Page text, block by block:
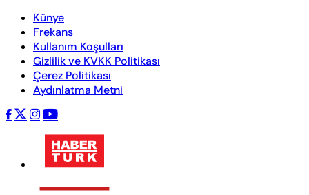
Künye
Frekans
Kullanım Koşulları
Gizlilik ve KVKK Politikası
Çerez Politikası
Aydınlatma Metni